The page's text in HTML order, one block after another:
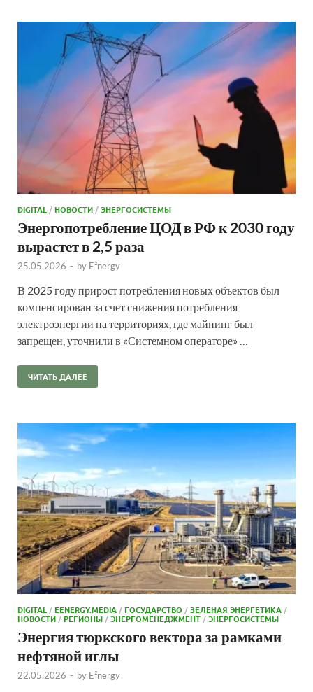
DIGITAL /НОВОСТИ /ЭНЕРГОСИСТЕМЫ
Энергопотребление ЦОД в РФ к 2030 году
вырастет в 2,5 раза
25.05.2026 - by E²nergy
В 2025 году прирост потребления новых объектов был
компенсирован за счет снижения потребления
электроэнергии на территориях, где майнинг был
запрещен, уточнили в «Системном операторе» …
ЧИТАТЬ ДАЛЕЕ
DIGITAL/EENERGY.MEDIA/ГОСУДАРСТВО /ЗЕЛЕНАЯ ЭНЕРГЕТИКА/
НОВОСТИ/РЕГИОНЫ/ЭНЕРГОМЕНЕДЖМЕНТ/ЭНЕРГОСИСТЕМЫ
Энергия тюркского вектора за рамками
нефтяной иглы
22.05.2026 - by E²nergy